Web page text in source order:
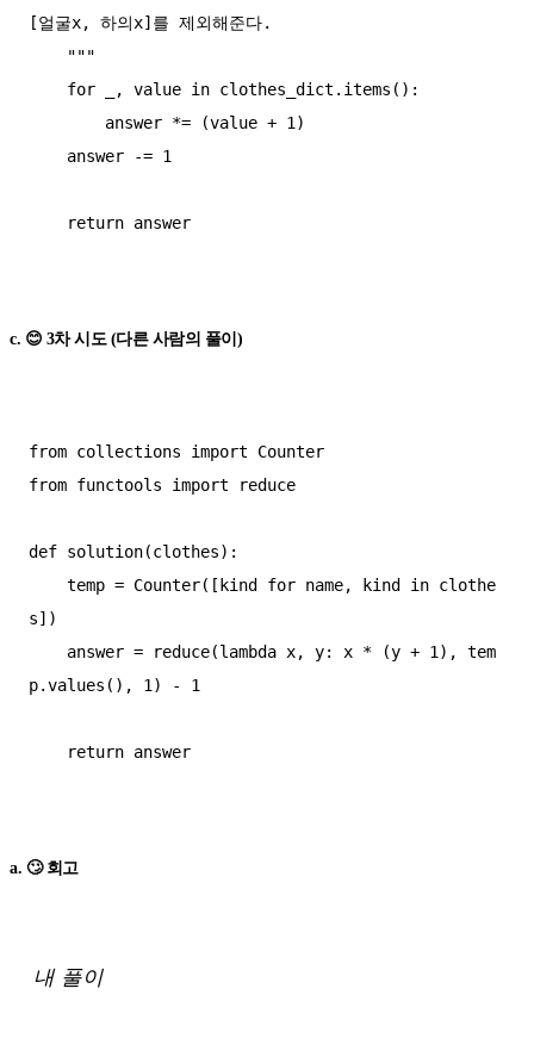
[얼굴x, 하의x]를 제외해준다.
c. 😊 3차 시도 (다른 사람의 풀이)
from collections import Counter
from functools import reduce
def solution(clothes):
s])
p.values(), 1) - 1
a. 🙄 회고
내 풀이